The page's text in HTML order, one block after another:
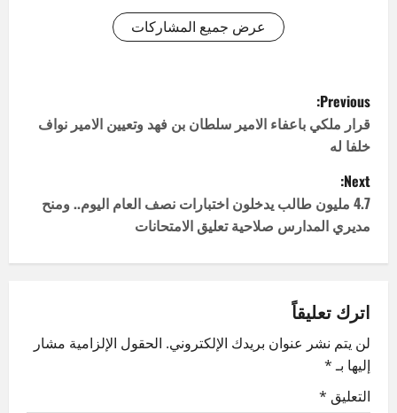
عرض جميع المشاركات
P
o
s
t
n
v
i
g
Previous:
قرار ملكي باعفاء الامير سلطان بن فهد وتعيين الامير نواف
خلفا له
Next:
4.7 مليون طالب يدخلون اختبارات نصف العام اليوم.. ومنح
مديري المدارس صلاحية تعليق الامتحانات
اترك تعليقاً
لن يتم نشر عنوان بريدك الإلكتروني. الحقول الإلزامية مشار
إليها بـ*
التعليق *